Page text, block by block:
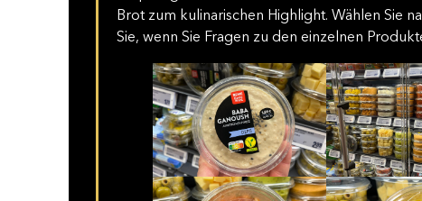
Brot zum kulinarischen Highlight. Wählen Sie
Sie, wenn Sie Fragen zu den einzelnen